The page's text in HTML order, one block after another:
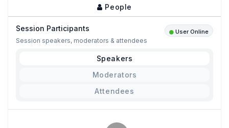
People
Session Participants User Online
Session speakers, moderators & attendees
Speakers
Moderators
Attendees